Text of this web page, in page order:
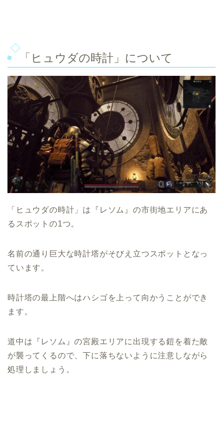
「ヒュウダの時計」について
「ヒュウダの時計」は『レソム』の市街地エリアにあ
るスポットの1つ。
名前の通り巨大な時計塔がそびえ立つスポットとなっ
ています。
時計塔の最上階へはハシゴを上って向かうことができ
ます。
道中は『レソム』の宮殿エリアに出現する鎧を着た敵
が襲ってくるので、下に落ちないように注意しながら
処理しましょう。